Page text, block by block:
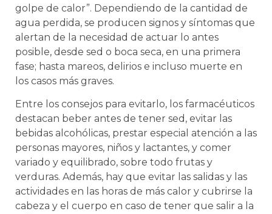
golpe de calor”. Dependiendo de la cantidad de
agua perdida, se producen signos y síntomas que
alertan de la necesidad de actuar lo antes
posible, desde sed o boca seca, en una primera
fase; hasta mareos, delirios e incluso muerte en
los casos más graves.
Entre los consejos para evitarlo, los farmacéuticos
destacan beber antes de tener sed, evitar las
bebidas alcohólicas, prestar especial atención a las
personas mayores, niños y lactantes, y comer
variado y equilibrado, sobre todo frutas y
verduras. Además, hay que evitar las salidas y las
actividades en las horas de más calor y cubrirse la
cabeza y el cuerpo en caso de tener que salir a la